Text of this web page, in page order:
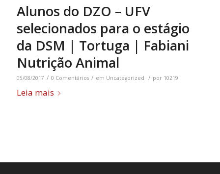
Alunos do DZO – UFV
selecionados para o estágio
da DSM | Tortuga | Fabiani
Nutrição Animal
05/08/2017 / 0 Comentários / em Uncategorized / por 10219
Leia mais